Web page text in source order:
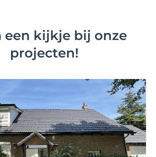
een kijkje bij onze
projecten!